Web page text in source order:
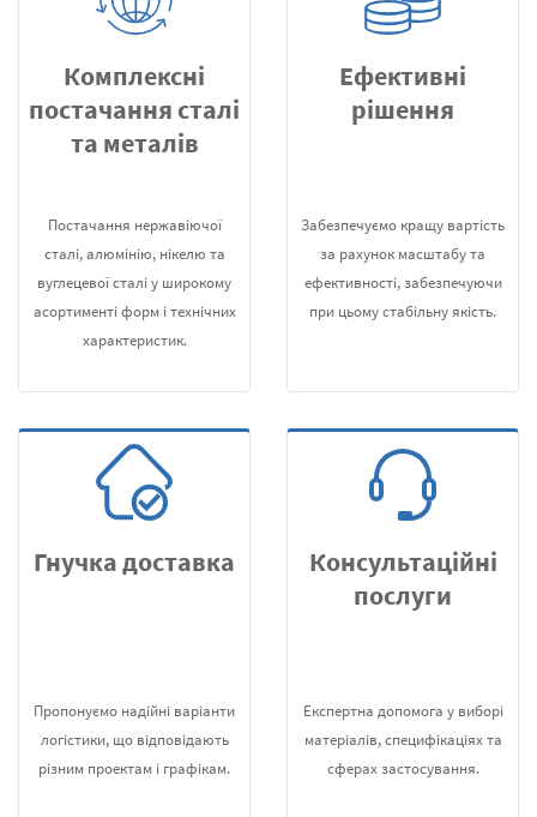
Комплексні
постачання сталі
та металів
Постачання нержавіючої
сталі, алюмінію, нікелю та
вуглецевої сталі у широкому
асортименті форм і технічних
характеристик.
Ефективні
рішення
Забезпечуємо кращу вартість
за рахунок масштабу та
ефективності, забезпечуючи
при цьому стабільну якість.
Гнучка доставка
Пропонуємо надійні варіанти
логістики, що відповідають
різним проектам і графікам.
Консультаційні
послуги
Експертна допомога у виборі
матеріалів, специфікаціях та
сферах застосування.